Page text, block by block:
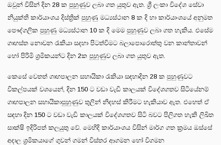
ඔවුන් විසින් දින 28 ක පුහුණුව ලබා ගත යුතුව ඇත. ශ්‍රී ලංකා විදේශ සේවා
නියුක්ති කාර්යාංශය දිස්ත්‍රික් පුහුණු මධ්‍යස්ථාන 8 ක දි හා කාර්යාංශයේ අනුමත
පෞද්ගලික පුහුණු මධ්‍යස්ථාන 10 ක දි මෙම පුහුණුව ලබා ගත හැකිය. එසේම
ගෘහස්ත නොවන රැකියා සදහා පිටත්විමට බලාපොරොත්තු වන කාන්තාවන්
හෝ පිරිමි ශ්‍රමිකයන්ට දින 2ක පුහුණුව ලබා ගත යුතුව ඇත.
කෙසේ වෙතත් ගෘහපාලන සහායිකා රැකියා සඳහාදින 28 ක පුහුණුවට
විකල්පයක් වශයෙන්, දින 150 ට වඩා වැඩි කාලයක් විදේශගතව සිටියේනම්
ගෘහපාලන සහායිකාපුහුණුව තුලින් නිදහස් කිරීමට හැකියාව ඇත. එහෙත් ඒ
සඳහා දින 150 ට වඩා වැඩි කාලයක් විදේශගතව සිටි බවට පිලිගත හැකි ලිඛිත
සාක්ෂි ඉදිරිපත් කලයුතු වේ. මෙහිදි කාර්යාංශය විසින් මාර්ග ගත ක්‍රමය ඔස්සේ
අදාල ශ්‍රමිකයාගේ ගුවන් ගමන් විස්තර ආගමන හෝ විගමන